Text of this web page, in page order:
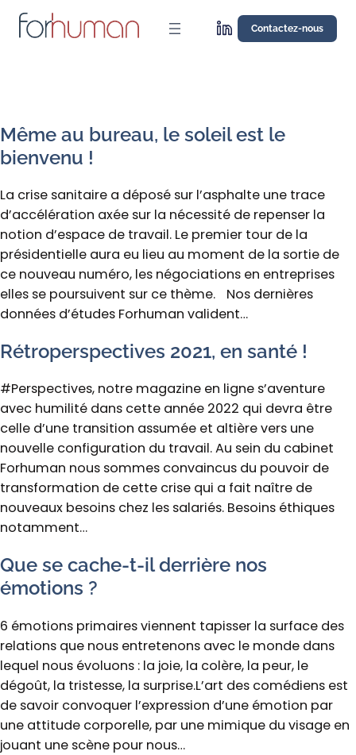
Aller
Contactez-nous
Même au bureau, le soleil est le
bienvenu !
La crise sanitaire a déposé sur l’asphalte une trace
d’accélération axée sur la nécessité de repenser la
notion d’espace de travail. Le premier tour de la
présidentielle aura eu lieu au moment de la sortie de
ce nouveau numéro, les négociations en entreprises
elles se poursuivent sur ce thème. Nos dernières
données d’études Forhuman valident…
Rétroperspectives 2021, en santé !
#Perspectives, notre magazine en ligne s’aventure
avec humilité dans cette année 2022 qui devra être
celle d’une transition assumée et altière vers une
nouvelle configuration du travail. Au sein du cabinet
Forhuman nous sommes convaincus du pouvoir de
transformation de cette crise qui a fait naître de
nouveaux besoins chez les salariés. Besoins éthiques
notamment…
Que se cache-t-il derrière nos
émotions ?
6 émotions primaires viennent tapisser la surface des
relations que nous entretenons avec le monde dans
lequel nous évoluons : la joie, la colère, la peur, le
dégoût, la tristesse, la surprise.L’art des comédiens est
de savoir convoquer l’expression d’une émotion par
une attitude corporelle, par une mimique du visage en
jouant une scène pour nous…